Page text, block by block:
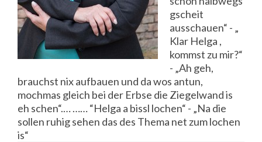
gscheit
ausschauen“ - „
Klar Helga ,
kommst zu mir?“
- „Ah geh,
brauchst nix aufbauen und da wos antun,
mochmas gleich bei der Erbse die Ziegelwand is
eh schen“.… …… “Helga a bissl lochen“ - „Na die
sollen ruhig sehen das des Thema net zum lochen
is“